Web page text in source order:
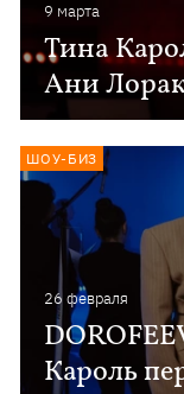
9 марта
Тина
Ани
26 февраля
Кароль
ШОУ-БИЗ